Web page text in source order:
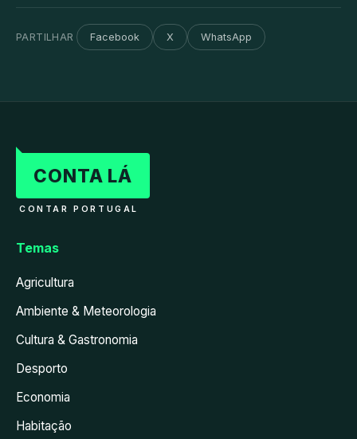
PARTILHAR Facebook X WhatsApp
CONTA LÁ
CONTAR PORTUGAL
Temas
Agricultura
Ambiente & Meteorologia
Cultura & Gastronomia
Desporto
Economia
Habitação